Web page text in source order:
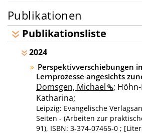
Publikationen
Publikationsliste
2024
Perspektivverschiebungen
Lernprozesse angesichts
Domsgen, Michael
;
Katharina;
Leipzig: Evangelische
Seiten - (Arbeiten zur
91), ISBN: 3-374-07465-0 ;